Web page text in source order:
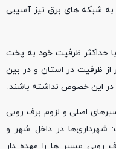
شبکه های برق نیز آسیبی
با حداکثر ظرفیت خود به پخت
از ظرفیت در استان و در بین
در این خصوص نداشته باشند.
اصلی و لزوم برف روبی
در داخل شهر و
روبی مسیر ها را عهده دار